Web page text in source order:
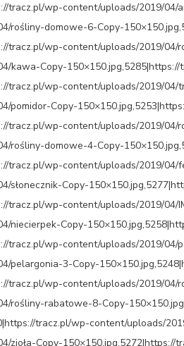
tracz.pl/wp-content/uploads/2019/
rośliny-domowe-6-Copy-
tracz.pl/wp-content/uploads/2019/
kawa-Copy-
tracz.pl/wp-content/uploads/2019/
pomidor-Copy-
tracz.pl/wp-content/uploads/2019/
rośliny-domowe-4-Copy-
tracz.pl/wp-content/uploads/2019/
słonecznik-Copy-
tracz.pl/wp-content/uploads/2019/
niecierpek-Copy-
tracz.pl/wp-content/uploads/2019/
pelargonia-3-Copy-
tracz.pl/wp-content/uploads/2019/
rośliny-rabatowe-8-Copy-
tracz.pl/wp-content/uploads/
zioła-Copy-